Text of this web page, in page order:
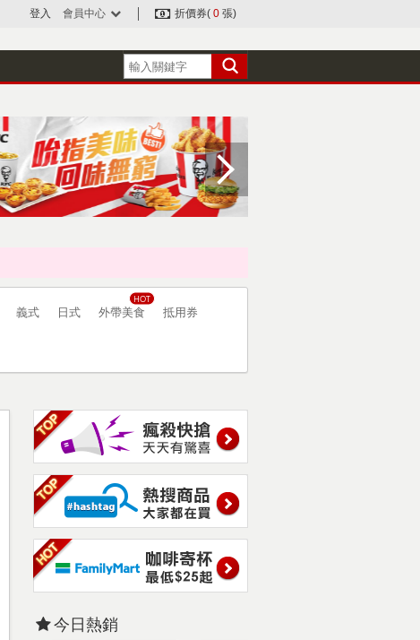
登入 會員中心 折價券( 0 張)
義式 日式 外帶美食 抵用券
今日熱銷